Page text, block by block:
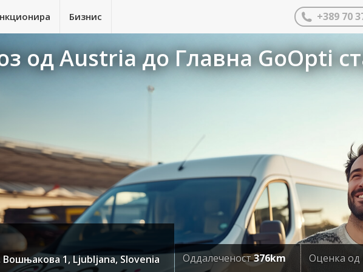
Бизнис +389 70
од Austria до Главна GoOpti
1, Ljubljana, Slovenia
Оддалеченост376km Оценка